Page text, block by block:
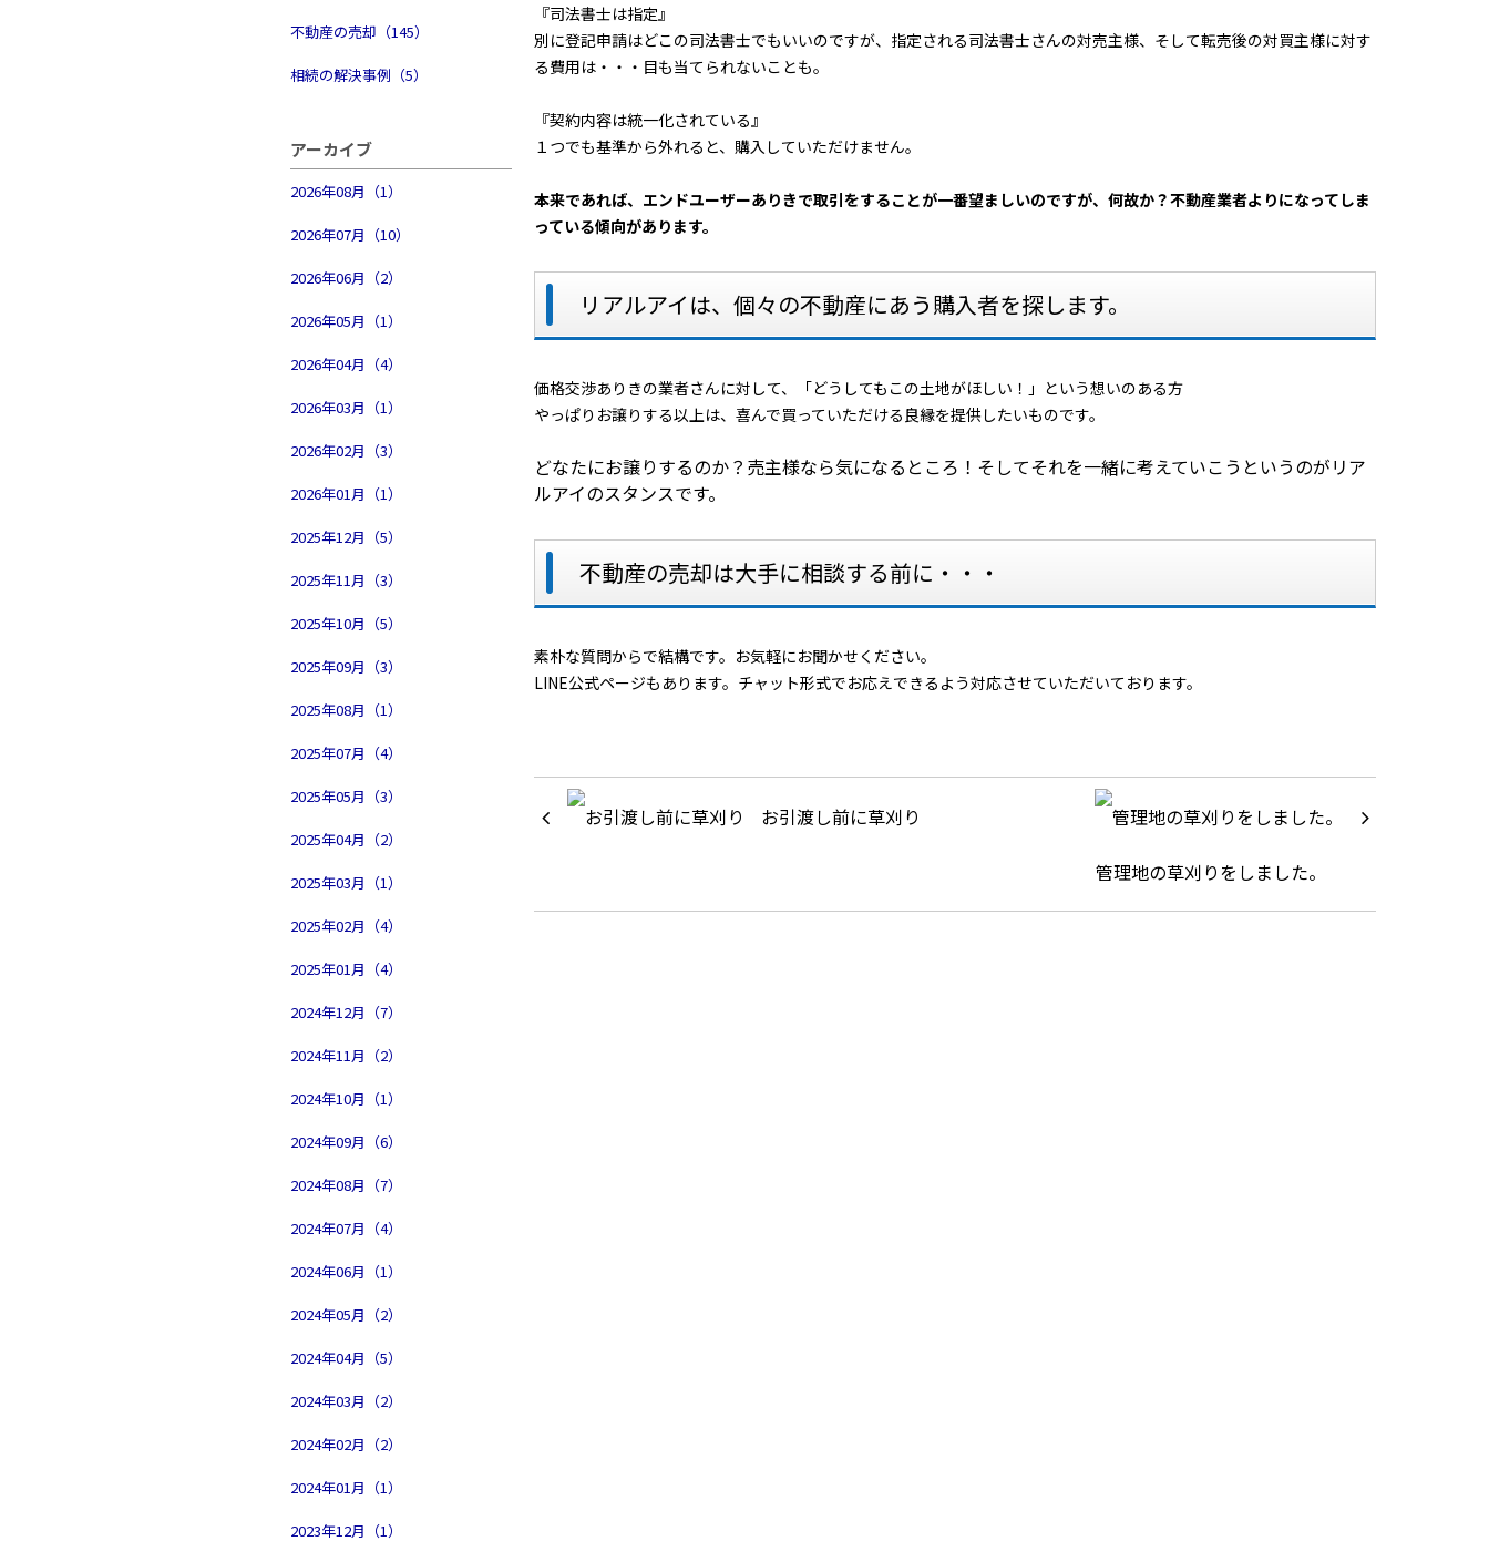
不動産の売却（145）
相続の解決事例（5）
アーカイブ
2026年08月（1）
2026年07月（10）
2026年06月（2）
2026年05月（1）
2026年04月（4）
2026年03月（1）
2026年02月（3）
2026年01月（1）
2025年12月（5）
2025年11月（3）
2025年10月（5）
2025年09月（3）
2025年08月（1）
2025年07月（4）
2025年05月（3）
2025年04月（2）
2025年03月（1）
2025年02月（4）
2025年01月（4）
2024年12月（7）
2024年11月（2）
2024年10月（1）
2024年09月（6）
2024年08月（7）
2024年07月（4）
2024年06月（1）
2024年05月（2）
2024年04月（5）
2024年03月（2）
2024年02月（2）
2024年01月（1）
2023年12月（1）
『司法書士は指定』
別に登記申請はどこの司法書士でもいいのですが、指定される司法書士さんの対売主様、そして転売後の対買主様に対す
る費用は・・・目も当てられないことも。
『契約内容は統一化されている』
１つでも基準から外れると、購入していただけません。
本来であれば、エンドユーザーありきで取引をすることが一番望ましいのですが、何故か？不動産業者よりになってしま
っている傾向があります。
リアルアイは、個々の不動産にあう購入者を探します。
価格交渉ありきの業者さんに対して、「どうしてもこの土地がほしい！」という想いのある方
やっぱりお譲りする以上は、喜んで買っていただける良縁を提供したいものです。
どなたにお譲りするのか？売主様なら気になるところ！そしてそれを一緒に考えていこうというのがリア
ルアイのスタンスです。
不動産の売却は大手に相談する前に・・・
素朴な質問からで結構です。お気軽にお聞かせください。
LINE公式ページもあります。チャット形式でお応えできるよう対応させていただいております。
お引渡し前に草刈り
管理地の草刈りをしました。